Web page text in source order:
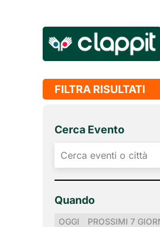
FILTRA RISULTATI
Cerca Evento
Quando
OGGI PROSSIMI 7